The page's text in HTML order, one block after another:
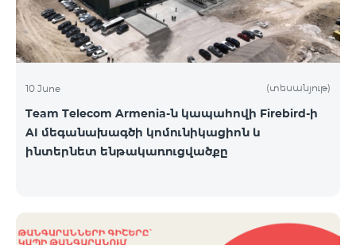
10 June (տեսանյութ)
Team Telecom Armenia-ն կապահովի Firebird-ի
AI մեգանախագծի կոմունիկացիոն և
ինտերնետ ենթակառուցվածքը